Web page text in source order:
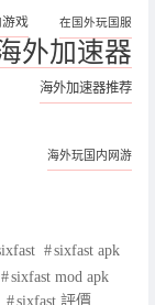
戏 在国外玩国服
外加速器
海外加速器推荐
海外玩国内网游
sixfast apk
sixfast mod apk
sixfast 評價